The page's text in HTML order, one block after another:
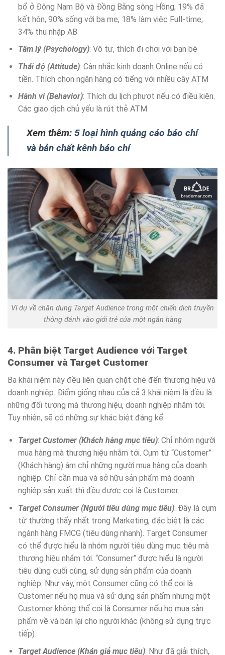
bổ ở Đông Nam Bộ và Đồng Bằng sông Hồng; 19% đã
kết hôn, 90% sống với ba mẹ; 18% làm việc Full-time;
34% thu nhập AB
Tâm lý (Psychology): Vô tư, thích đi chơi với bạn bè
Thái độ (Attitude): Cân nhắc kinh doanh Online nếu có
tiền. Thích chọn ngân hàng có tiếng với nhiều cây ATM
Hành vi (Behavior): Thích du lịch phượt nếu có điều kiện.
Các giao dịch chủ yếu là rút thẻ ATM
Xem thêm: 5 loại hình quảng cáo báo chí
và bản chất kênh báo chí
Ví dụ về chân dung Target Audience trong một chiến dịch truyền
thông đánh vào giới trẻ của một ngân hàng
4. Phân biệt Target Audience với Target
Consumer và Target Customer
Ba khái niệm này đều liên quan chặt chẽ đến thương hiệu và
doanh nghiệp. Điểm giống nhau của cả 3 khái niệm là đều là
những đối tượng mà thương hiệu, doanh nghiệp nhắm tới.
Tuy nhiên, sẽ có những sự khác biệt đáng kể:
Target Customer (Khách hàng mục tiêu): Chỉ nhóm người
mua hàng mà thương hiệu nhắm tới. Cụm từ “Customer”
(Khách hàng) ám chỉ những người mua hàng của doanh
nghiệp. Chỉ cần mua và sở hữu sản phẩm mà doanh
nghiệp sản xuất thì đều được coi là Customer.
Target Consumer (Người tiêu dùng mục tiêu): Đây là cụm
từ thường thấy nhất trong Marketing, đặc biệt là các
ngành hàng FMCG (tiêu dùng nhanh). Target Consumer
có thể được hiểu là nhóm người tiêu dùng mục tiêu mà
thương hiệu nhắm tới. “Consumer” được hiểu là người
tiêu dùng cuối cùng, sử dụng sản phẩm của doanh
nghiệp. Như vậy, một Consumer cũng có thể coi là
Customer nếu họ mua và sử dụng sản phẩm nhưng một
Customer không thể coi là Consumer nếu họ mua sản
phẩm về và bán lại cho người khác (không sử dụng trực
tiếp).
Target Audience (Khán giả mục tiêu): Như đã giải thích,